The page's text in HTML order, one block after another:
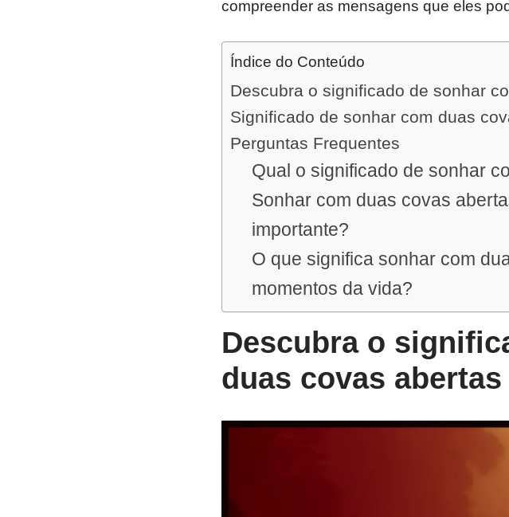
compreender as mensagens que eles
Índice do Conteúdo
Descubra o significado de sonhar
Significado de sonhar com duas
Perguntas Frequentes
Qual o significado de sonhar
Sonhar com duas covas
importante?
O que significa sonhar com
momentos da vida?
Descubra o
duas covas abertas